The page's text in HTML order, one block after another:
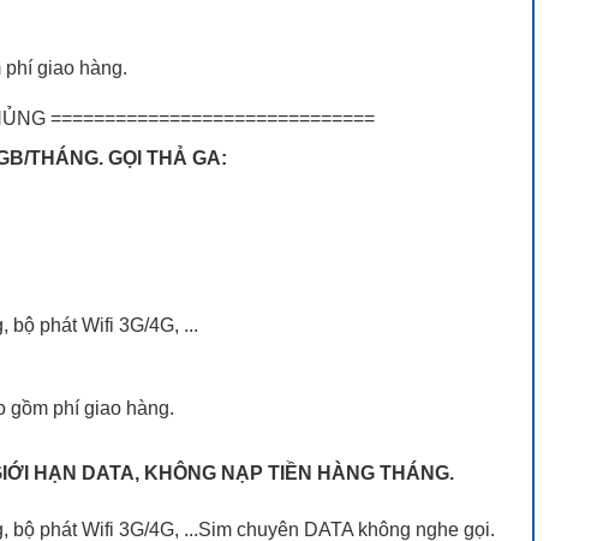
giao hàng.
==============================
THÁNG. GỌI THẢ GA:
bộ phát Wifi 3G/4G, ...
gồm phí giao hàng.
HẠN DATA, KHÔNG NẠP TIỀN HÀNG THÁNG.
phát Wifi 3G/4G, ...Sim chuyên DATA không nghe gọi.